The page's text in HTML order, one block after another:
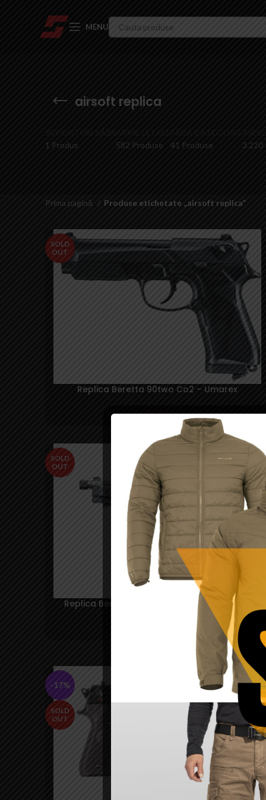
MENU
airsoft replica
1 Produs
582 Produse
41 Produse
3.220
Prima pagină Produse etichetate „airsoft replica”
SOLD
OUT
Replica Beretta 90two Co2 – Umarex
330,00lei
SOLD
OUT
Replica Beretta M9 A3 Black CO2 – Umarex
-17%
SOLD
OUT